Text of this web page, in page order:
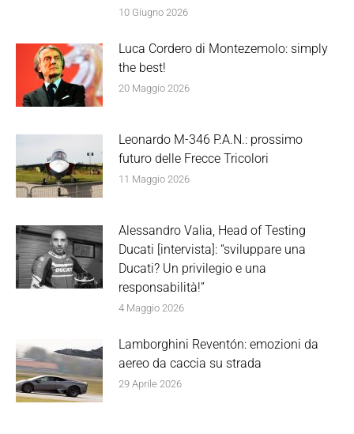
10 Giugno 2026
Luca Cordero di Montezemolo: simply
the best!
20 Maggio 2026
Leonardo M-346 P.A.N.: prossimo
futuro delle Frecce Tricolori
11 Maggio 2026
Alessandro Valia, Head of Testing
Ducati [intervista]: “sviluppare una
Ducati? Un privilegio e una
responsabilità!”
4 Maggio 2026
Lamborghini Reventón: emozioni da
aereo da caccia su strada
29 Aprile 2026